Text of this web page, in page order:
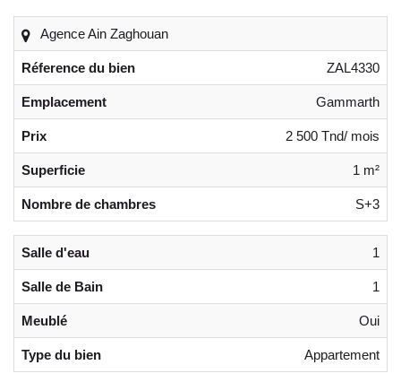
Agence Ain Zaghouan
Réference du bien ZAL4330
Emplacement Gammarth
Prix 2 500 Tnd/ mois
Superficie 1 m²
Nombre de chambres S+3
Salle d'eau 1
Salle de Bain 1
Meublé Oui
Type du bien Appartement